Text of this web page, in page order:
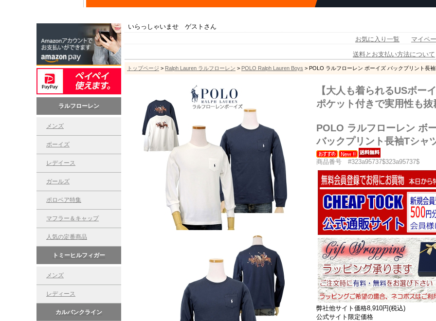
ラルフローレン
メンズ
ボーイズ
レデイース
ガールズ
ポロベア特集
マフラー＆キャップ
人気の定番商品
トミーヒルフィガー
メンズ
レディース
カルバンクライン
いらっしゃいませ ゲストさん
お気に入り一覧
マイペ
送料とお支払い方法について
トップページ > Ralph Lauren ラルフローレン > POLO Ralph Lauren Boys > POLO ラルフローレン ボーイズ バックプリント長
【大人も着られるUSボー
ポケット付きで実用性も
POLO ラルフローレン ボ
バックプリント長袖Tシャ
商品番号 #323a95737$323a95737$
弊社他サイト価格8,910円(税込)
公式サイト限定価格